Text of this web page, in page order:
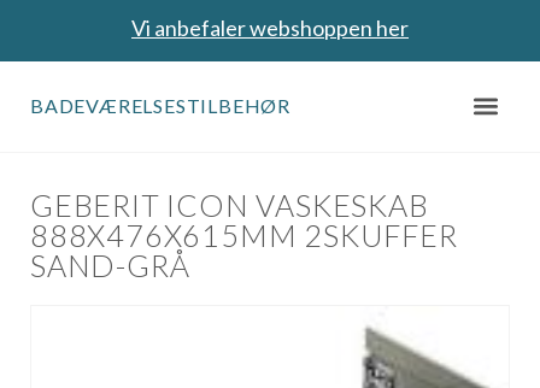
Vi anbefaler webshoppen her
BADEVÆRELSESTILBEHØR
GEBERIT ICON VASKESKAB
888X476X615MM 2SKUFFER
SAND-GRÅ